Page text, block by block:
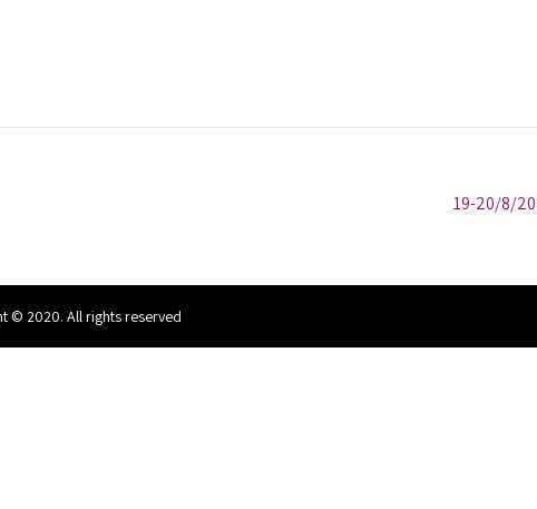
19-20/8/
© 2020. All rights reserved